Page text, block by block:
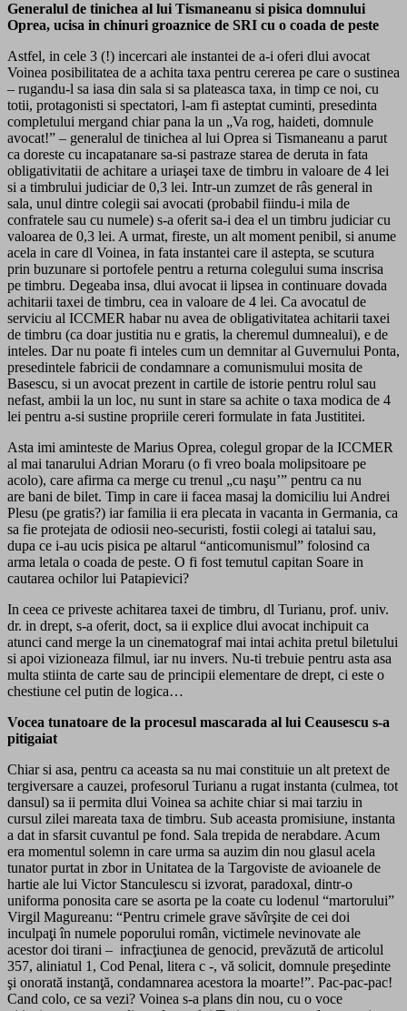
Generalul de tinichea al lui Tismaneanu si pisica domnului
Oprea, ucisa in chinuri groaznice de SRI cu o coada de peste
Astfel, in cele 3 (!) incercari ale instantei de a-i oferi dlui avocat
Voinea posibilitatea de a achita taxa pentru cererea pe care o sustinea
– rugandu-l sa iasa din sala si sa plateasca taxa, in timp ce noi, cu
totii, protagonisti si spectatori, l-am fi asteptat cuminti, presedinta
completului mergand chiar pana la un „Va rog, haideti, domnule
avocat!” – generalul de tinichea al lui Oprea si Tismaneanu a parut
ca doreste cu incapatanare sa-si pastraze starea de deruta in fata
obligativitatii de achitare a uriaşei taxe de timbru in valoare de 4 lei
si a timbrului judiciar de 0,3 lei. Intr-un zumzet de râs general in
sala, unul dintre colegii sai avocati (probabil fiindu-i mila de
confratele sau cu numele) s-a oferit sa-i dea el un timbru judiciar cu
valoarea de 0,3 lei. A urmat, fireste, un alt moment penibil, si anume
acela in care dl Voinea, in fata instantei care il astepta, se scutura
prin buzunare si portofele pentru a returna colegului suma inscrisa
pe timbru. Degeaba insa, dlui avocat ii lipsea in continuare dovada
achitarii taxei de timbru, cea in valoare de 4 lei. Ca avocatul de
serviciu al ICCMER habar nu avea de obligativitatea achitarii taxei
de timbru (ca doar justitia nu e gratis, la cheremul dumnealui), e de
inteles. Dar nu poate fi inteles cum un demnitar al Guvernului Ponta,
presedintele fabricii de condamnare a comunismului mosita de
Basescu, si un avocat prezent in cartile de istorie pentru rolul sau
nefast, ambii la un loc, nu sunt in stare sa achite o taxa modica de 4
lei pentru a-si sustine propriile cereri formulate in fata Justititei.
Asta imi aminteste de Marius Oprea, colegul gropar de la ICCMER
al mai tanarului Adrian Moraru (o fi vreo boala molipsitoare pe
acolo), care afirma ca merge cu trenul „cu naşu’” pentru ca nu
are bani de bilet. Timp in care ii facea masaj la domiciliu lui Andrei
Plesu (pe gratis?) iar familia ii era plecata in vacanta in Germania, ca
sa fie protejata de odiosii neo-securisti, fostii colegi ai tatalui sau,
dupa ce i-au ucis pisica pe altarul “anticomunismul” folosind ca
arma letala o coada de peste. O fi fost temutul capitan Soare in
cautarea ochilor lui Patapievici?
In ceea ce priveste achitarea taxei de timbru, dl Turianu, prof. univ.
dr. in drept, s-a oferit, doct, sa ii explice dlui avocat inchipuit ca
atunci cand merge la un cinematograf mai intai achita pretul biletului
si apoi vizioneaza filmul, iar nu invers. Nu-ti trebuie pentru asta asa
multa stiinta de carte sau de principii elementare de drept, ci este o
chestiune cel putin de logica…
Vocea tunatoare de la procesul mascarada al lui Ceausescu s-a
pitigaiat
Chiar si asa, pentru ca aceasta sa nu mai constituie un alt pretext de
tergiversare a cauzei, profesorul Turianu a rugat instanta (culmea, tot
dansul) sa ii permita dlui Voinea sa achite chiar si mai tarziu in
cursul zilei mareata taxa de timbru. Sub aceasta promisiune, instanta
a dat in sfarsit cuvantul pe fond. Sala trepida de nerabdare. Acum
era momentul solemn in care urma sa auzim din nou glasul acela
tunator purtat in zbor in Unitatea de la Targoviste de avioanele de
hartie ale lui Victor Stanculescu si izvorat, paradoxal, dintr-o
uniforma ponosita care se asorta pe la coate cu lodenul “martorului”
Virgil Magureanu: “Pentru crimele grave săvîrşite de cei doi
inculpaţi în numele poporului român, victimele nevinovate ale
acestor doi tirani – infracţiunea de genocid, prevăzută de articolul
357, aliniatul 1, Cod Penal, litera c -, vă solicit, domnule preşedinte
şi onorată instanţă, condamnarea acestora la moarte!”. Pac-pac-pac!
Cand colo, ce sa vezi? Voinea s-a plans din nou, cu o voce